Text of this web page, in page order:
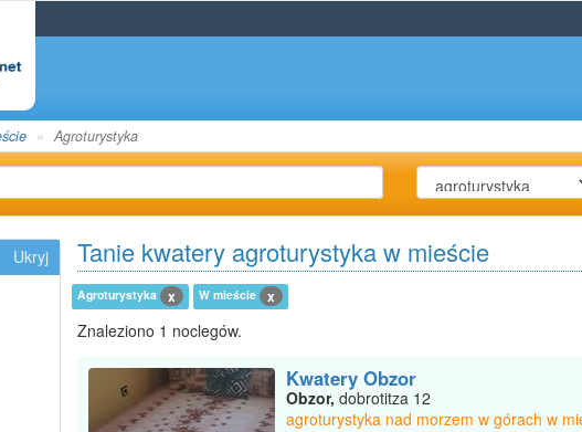
Agroturystyka
Ukryj
Tanie kwatery agroturystyka w mieście
Agroturystyka x W mieście x
Znaleziono 1 noclegów.
Kwatery Obzor
Obzor, dobrotitza 12
agroturystyka nad morzem w górach w